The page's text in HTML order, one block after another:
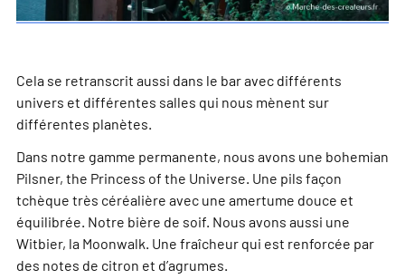
Cela se retranscrit aussi dans le bar avec différents
univers et différentes salles qui nous mènent sur
différentes planètes.
Dans notre gamme permanente, nous avons une bohemian
Pilsner, the Princess of the Universe. Une pils façon
tchèque très céréalière avec une amertume douce et
équilibrée. Notre bière de soif. Nous avons aussi une
Witbier, la Moonwalk. Une fraîcheur qui est renforcée par
des notes de citron et d’agrumes.